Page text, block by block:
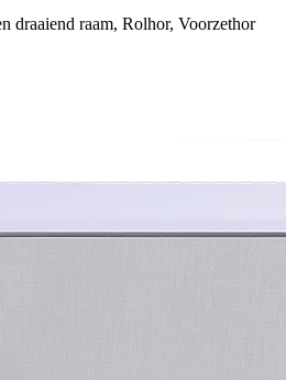
draaiend raam, Rolhor, Voorzethor